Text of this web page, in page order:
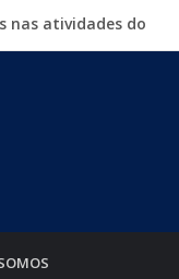
nas atividades do
para entregadores